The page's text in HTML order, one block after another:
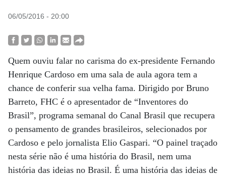
06/05/2016 - 20:00
Quem ouviu falar no carisma do ex-presidente Fernando
Henrique Cardoso em uma sala de aula agora tem a
chance de conferir sua velha fama. Dirigido por Bruno
Barreto, FHC é o apresentador de “Inventores do
Brasil”, programa semanal do Canal Brasil que recupera
o pensamento de grandes brasileiros, selecionados por
Cardoso e pelo jornalista Elio Gaspari. “O painel traçado
nesta série não é uma história do Brasil, nem uma
história das ideias no Brasil. É uma história das ideias de